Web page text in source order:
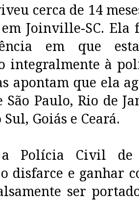
cerca de 14
Joinville-SC.
em que
integralmente à
apontam que ela
São Paulo, Rio de
Goiás e Ceará.
a Polícia Civil de
disfarce e ganhar
ser